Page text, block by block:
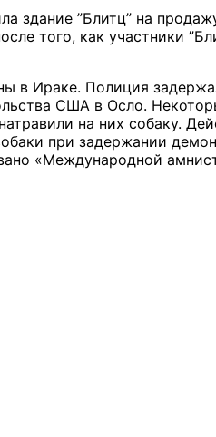
здание ”Блитц” на
того, как участники
в Ираке. Полиция
США в Осло.
на них собаку.
при задержании
«Международной